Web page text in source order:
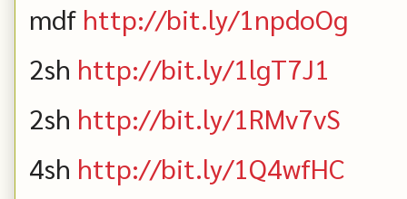
mdf http://bit.ly/1npdoOg
2sh http://bit.ly/1lgT7J1
2sh http://bit.ly/1RMv7vS
4sh http://bit.ly/1Q4wfHC